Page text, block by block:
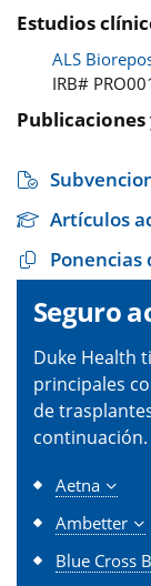
Estudios
ALS
IRB#
Artículos
Ponencias
Seguro
Duke Health
principales
de
continuación.
Aetna
Ambetter
Blue Cross